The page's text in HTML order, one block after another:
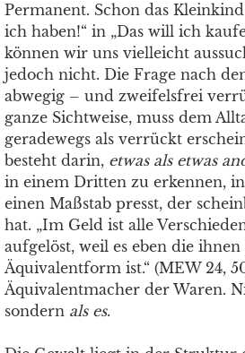
Permanent. Schon das
ich haben!“ in „Das will ich
können wir uns vielleicht
jedoch nicht. Die Frage nach
abwegig – und zweifelsfrei
ganze Sichtweise, muss dem
geradewegs als verrückt
besteht darin, etwas als etwas
in einem Dritten zu erkennen,
einen Maßstab presst, der
hat. „Im Geld ist alle
aufgelöst, weil es eben die
Äquivalentform ist.“ (MEW 24,
Äquivalentmacher der Waren.
sondern als es.